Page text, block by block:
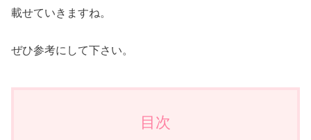
載せていきますね。
ぜひ参考にして下さい。
目次